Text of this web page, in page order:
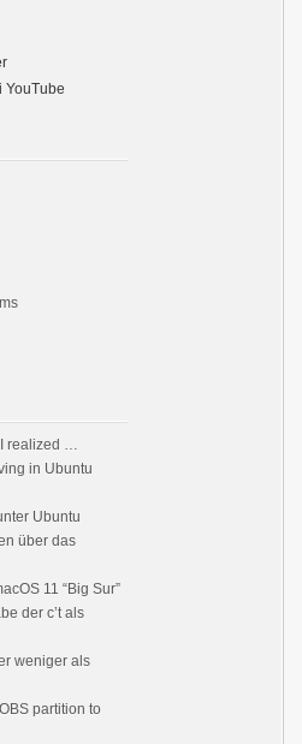
YouTube
realized …
in Ubuntu
Ubuntu
über das
11 “Big Sur”
der c’t als
weniger als
partition to